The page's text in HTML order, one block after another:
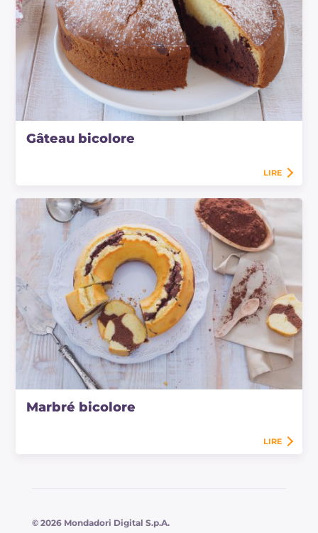
Gâteau bicolore
LIRE
Marbré bicolore
LIRE
© 2026 Mondadori Digital S.p.A.